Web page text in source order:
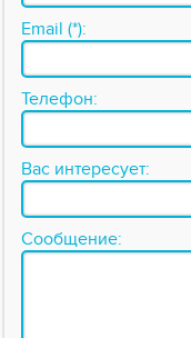
Email (*):
Телефон:
Вас интересует:
Сообщение: